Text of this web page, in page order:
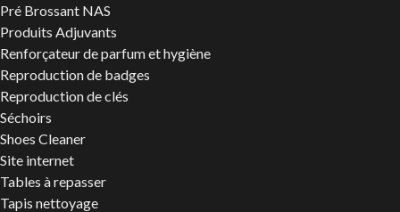
Pré Brossant NAS
Produits Adjuvants
Renforçateur de parfum et hygiène
Reproduction de badges
Reproduction de clés
Séchoirs
Shoes Cleaner
Site internet
Tables à repasser
Tapis nettoyage